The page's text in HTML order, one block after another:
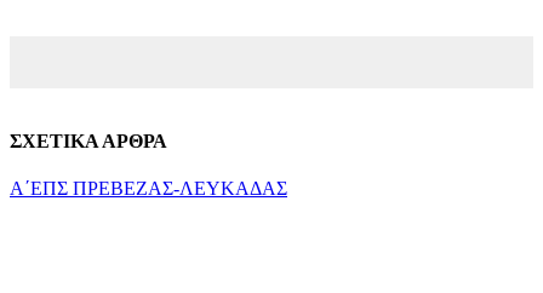
ΣΧΕΤΙΚΑ ΑΡΘΡΑ
Α΄ΕΠΣ ΠΡΕΒΕΖΑΣ-ΛΕΥΚΑΔΑΣ